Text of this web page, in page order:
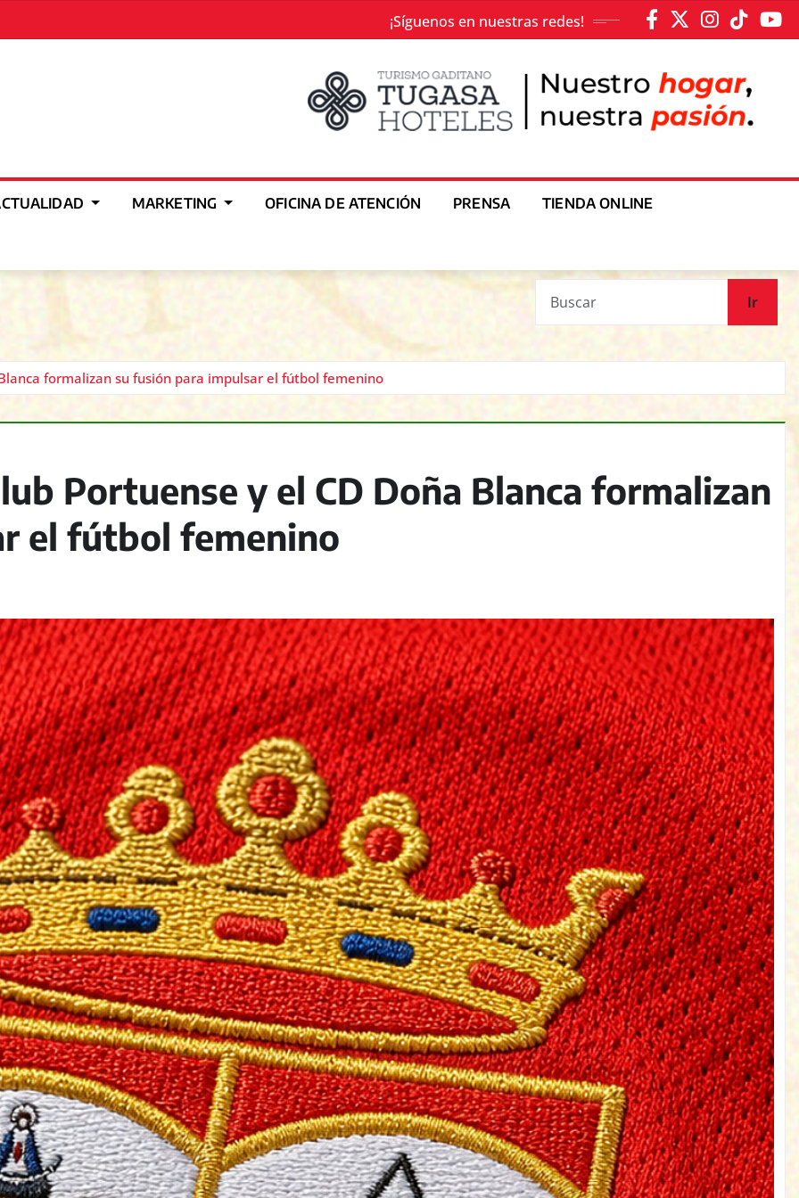
¡Síguenos en nuestras redes!
MARKETING OFICINA DE ATENCIÓN PRENSA TIENDA ONLINE
Ir
formalizan su fusión para impulsar el fútbol femenino
Portuense y el CD Doña Blanca formalizan
el fútbol femenino